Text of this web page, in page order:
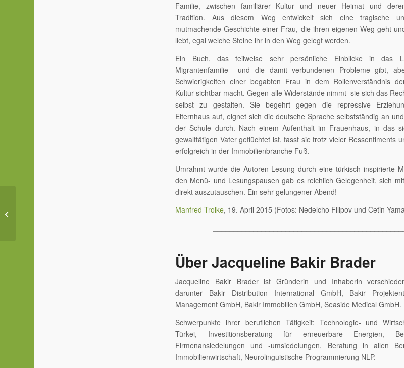
Familie, zwischen familiärer Kultur und neuer Heimat und
Tradition. Aus diesem Weg entwickelt sich eine tragische
mutmachende Geschichte einer Frau, die ihren eigenen Weg geht
liebt, egal welche Steine ihr in den Weg gelegt werden.
Ein Buch, das teilweise sehr persönliche Einblicke in das
Migrantenfamilie und die damit verbundenen Probleme gibt,
Schwierigkeiten einer begabten Frau in dem Rollenverständnis
Kultur sichtbar macht. Gegen alle Widerstände nimmt sie sich das
selbst zu gestalten. Sie begehrt gegen die repressive
Elternhaus auf, eignet sich die deutsche Sprache selbstständig an
der Schule durch. Nach einem Aufenthalt im Frauenhaus, in das
gewalttätigen Vater geflüchtet ist, fasst sie trotz vieler Ressentiments
erfolgreich in der Immobilienbranche Fuß.
Umrahmt wurde die Autoren-Lesung durch eine türkisch inspirierte
den Menü- und Lesungspausen gab es reichlich Gelegenheit, sich
direkt auszutauschen. Ein sehr gelungener Abend!
Manfred Troike, 19. April 2015 (Fotos: Nedelcho Filipov und Cetin
Über Jacqueline Bakir Brader
Jacqueline Bakir Brader ist Gründerin und Inhaberin
darunter Bakir Distribution International GmbH, Bakir
Management GmbH, Bakir Immobilien GmbH, Seaside Medical GmbH.
Schwerpunkte ihrer beruflichen Tätigkeit: Technologie- und
Türkei, Investitionsberatung für erneuerbare Energien,
Firmenansiedelungen und -umsiedelungen, Beratung in allen
Immobilienwirtschaft, Neurolinguistische Programmierung NLP.